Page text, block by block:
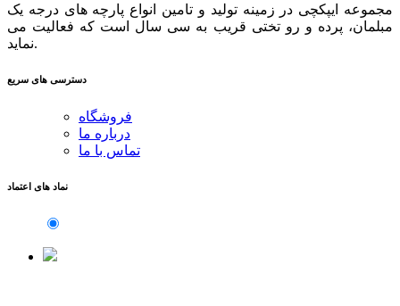
مجموعه ایپکچی در زمینه تولید و تامین انواع پارچه های درجه یک
مبلمان، پرده و رو تختی قریب به سی سال است که فعالیت می
نماید.
دسترسی های سریع
فروشگاه
درباره ما
تماس با ما
نماد های اعتماد